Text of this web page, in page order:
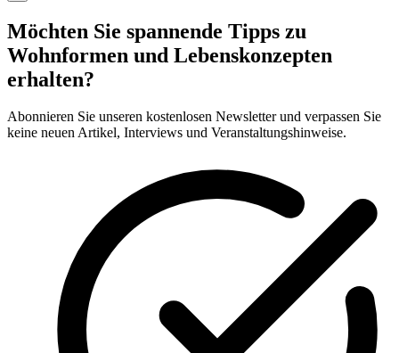
Möchten Sie spannende Tipps zu
Wohnformen und Lebenskonzepten
erhalten?
Abonnieren Sie unseren kostenlosen Newsletter und verpassen Sie
keine neuen Artikel, Interviews und Veranstaltungshinweise.